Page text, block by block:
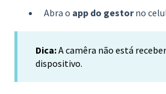
Abra o app do gestorno
Dica:A camêra não está
dispositivo.